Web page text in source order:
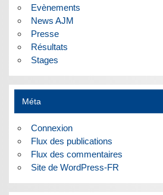
Evènements
News AJM
Presse
Résultats
Stages
Méta
Connexion
Flux des publications
Flux des commentaires
Site de WordPress-FR